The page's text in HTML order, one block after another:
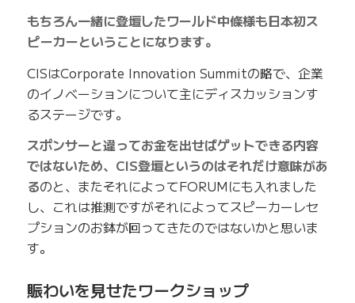
もちろん一緒に登壇したワールド中條様も日本初ス
ピーカーということになります。
CISはCorporate Innovation Summitの略で、企業
のイノベーションについて主にディスカッションす
るステージです。
スポンサーと違ってお金を出せばゲットできる内容
ではないため、CIS登壇というのはそれだけ意味があ
るのと、またそれによってFORUMにも入れました
し、これは推測ですがそれによってスピーカーレセ
プションのお鉢が回ってきたのではないかと思いま
す。
賑わいを見せたワークショップ